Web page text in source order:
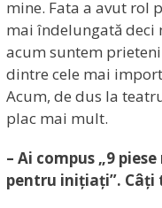
mine. Fata a avut rol
mai îndelungată deci
acum suntem
dintre cele mai
Acum, de dus la
plac mai mult.
– Ai compus „9
pentru inițiați”. Câți